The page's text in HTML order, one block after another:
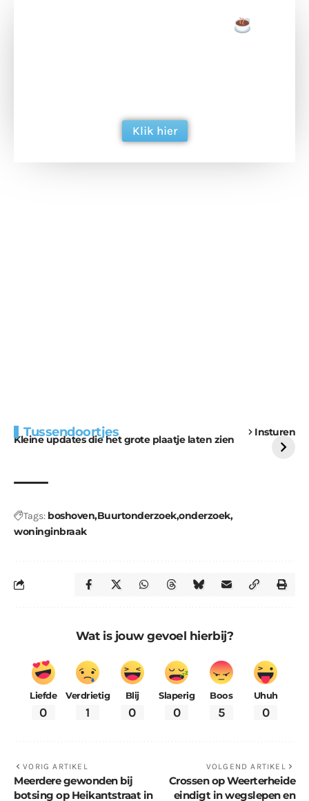
Klik hier
Tussendoortjes Insturen
Kleine updates die het grote plaatje laten zien
voor kabouters
uitdaging
Tags: boshovenBuurtonderzoekonderzoek
woninginbraak
Wat is jouw gevoel hierbij?
Liefde
0
Verdrietig
1
Blij
0
Slaperig
0
Boos
5
Uhuh
0
VORIG ARTIKEL
Meerdere gewonden bij
botsing op Heikantstraat in
VOLGEND ARTIKEL
Crossen op Weerterheide
eindigt in wegslepen en